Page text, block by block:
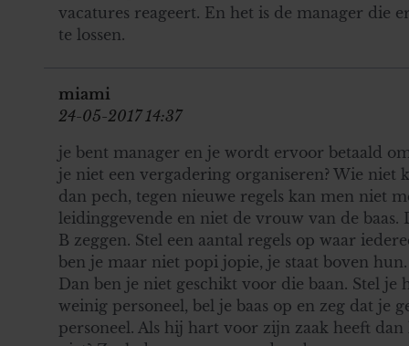
vacatures reageert. En het is de manager die
te lossen.
miami
24-05-2017 14:37
je bent manager en je wordt ervoor betaald
je niet een vergadering organiseren? Wie niet
dan pech, tegen nieuwe regels kan men niet
leidinggevende en niet de vrouw van de baas.
B zeggen. Stel een aantal regels op waar
ben je maar niet popi jopie, je staat boven
Dan ben je niet geschikt voor die baan. Stel je
weinig personeel, bel je baas op en zeg dat je
personeel. Als hij hart voor zijn zaak heeft